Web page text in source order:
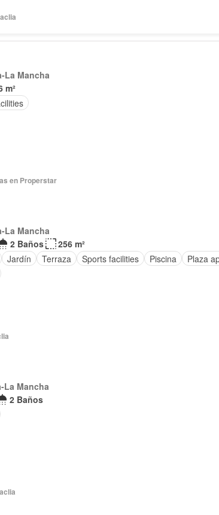
La Mancha
m²
en Properstar
La Mancha
2 Baños
256 m²
Jardín Terraza Sports facilities Piscina
Plaza
La Mancha
2 Baños